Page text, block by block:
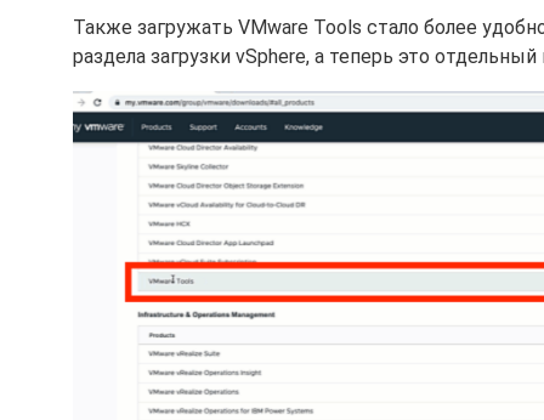
Также загружать VMware Tools стало более
раздела загрузки vSphere, а теперь это